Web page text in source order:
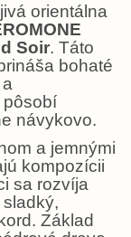
orientálna
Soir. Táto
bohaté
pôsobí
návykovo.
a jemnými
kompozícii
sa rozvíja
Základ